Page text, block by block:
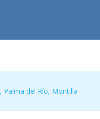
, Palma del Río, Montilla